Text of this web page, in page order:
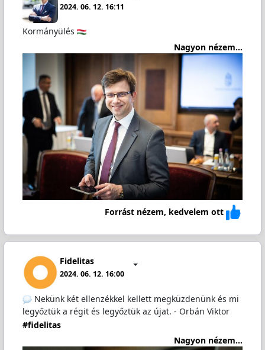
2024. 06. 12. 16:11
Kormányülés
Nagyon nézem...
Forrást nézem, kedvelem ott
Fidelitas
2024. 06. 12. 16:00
Nekünk két ellenzékkel kellett megküzdenünk és mi
legyőztük a régit és legyőztük az újat. - Orbán Viktor
#fidelitas
Nagyon nézem...